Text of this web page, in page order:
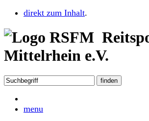
direkt zum Inhalt.
Mittelrhein e.V.
menu